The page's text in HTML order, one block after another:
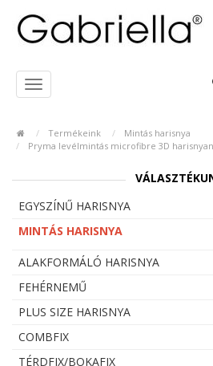
Termékeink
Mintás harisnya
Pryma levélmintás microfibre 3D
EGYSZÍNŰ HARISNYA
MINTÁS HARISNYA
ALAKFORMÁLÓ HARISNYA
FEHÉRNEMŰ
PLUS SIZE HARISNYA
COMBFIX
TÉRDFIX/BOKAFIX